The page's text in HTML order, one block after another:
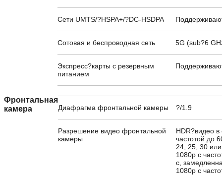
Сети UMTS/?HSPA+/?DC-HSDPA
Сотовая и беспроводная сеть 5G (sub?6
Экспресс?карты с резервным
питанием
Фронтальная
камера
Диафрагма фронтальной камеры ?/1.9
Разрешение видео фронтальной
камеры
HDR?видео в
частотой до
24, 25, 30
1080p с
с,
1080p с